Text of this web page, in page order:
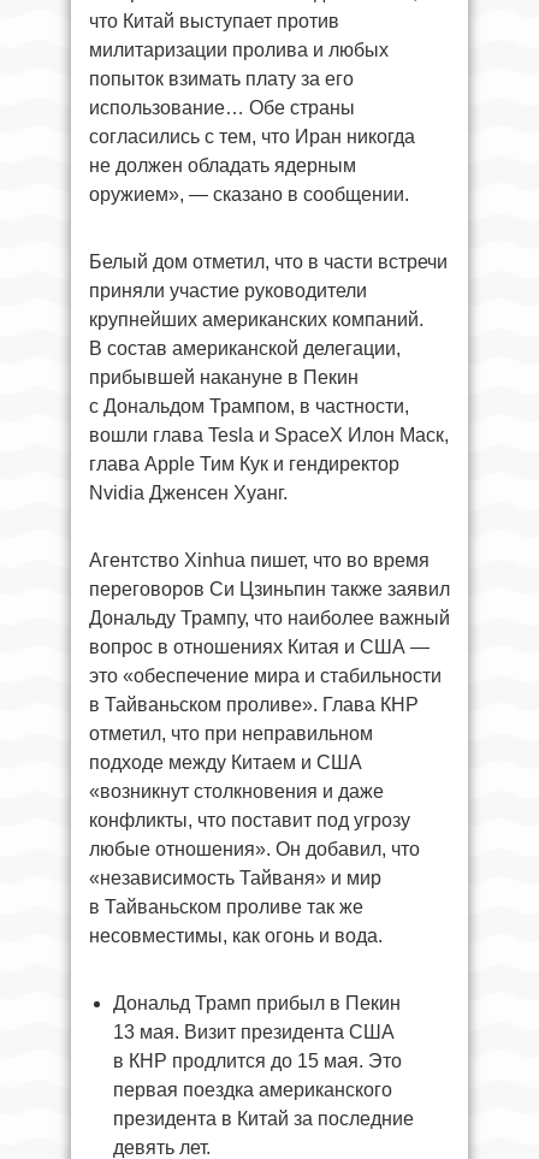
что Китай выступает против
милитаризации пролива и любых
попыток взимать плату за его
использование… Обе страны
согласились с тем, что Иран никогда
не должен обладать ядерным
оружием», — сказано в сообщении.
Белый дом отметил, что в части встречи
приняли участие руководители
крупнейших американских компаний.
В состав американской делегации,
прибывшей накануне в Пекин
с Дональдом Трампом, в частности,
вошли глава Tesla и SpaceX Илон Маск,
глава Apple Тим Кук и гендиректор
Nvidia Дженсен Хуанг.
Агентство Xinhua пишет, что во время
переговоров Си Цзиньпин также заявил
Дональду Трампу, что наиболее важный
вопрос в отношениях Китая и США —
это «обеспечение мира и стабильности
в Тайваньском проливе». Глава КНР
отметил, что при неправильном
подходе между Китаем и США
«возникнут столкновения и даже
конфликты, что поставит под угрозу
любые отношения». Он добавил, что
«независимость Тайваня» и мир
в Тайваньском проливе так же
несовместимы, как огонь и вода.
Дональд Трамп прибыл в Пекин
13 мая. Визит президента США
в КНР продлится до 15 мая. Это
первая поездка американского
президента в Китай за последние
девять лет.